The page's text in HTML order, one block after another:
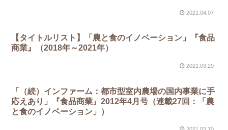
2021.04.07
【タイトルリスト】「農と食のイノベーション」『食品
商業』（2018年～2021年）
2021.03.29
「（続）インファーム：都市型室内農場の国内事業に手
応えあり」『食品商業』2012年4月号（連載27回：「農
と食のイノベーション」）